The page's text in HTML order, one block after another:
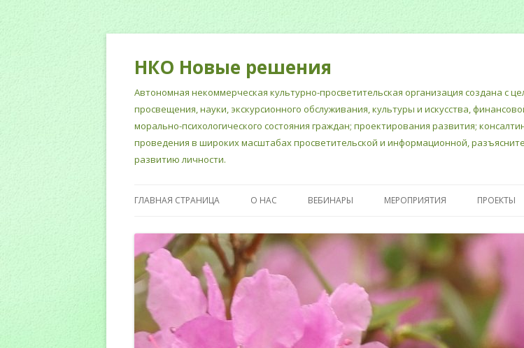
НКО Новые решения
Автономная некоммерческая культурно-просветительская организация создана с
просвещения, науки, экскурсионного обслуживания, культуры и искусства,
морально-психологического состояния граждан; проектирования развития;
проведения в широких масштабах просветительской и информационной,
развитию личности.
ГЛАВНАЯ СТРАНИЦА О НАС
СОТРУДНИКИ
ВЕБИНАРЫ МЕРОПРИЯТИЯ ПРОЕКТЫ